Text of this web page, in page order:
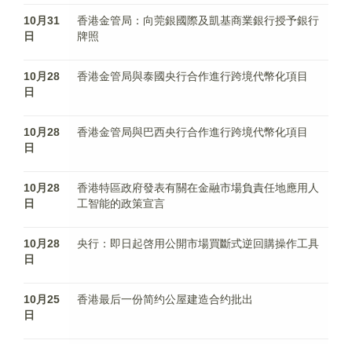
10月31
日
香港金管局：向莞銀國際及凱基商業銀行授予銀行
牌照
10月28
日
香港金管局與泰國央行合作進行跨境代幣化項目
10月28
日
香港金管局與巴西央行合作進行跨境代幣化項目
10月28
日
香港特區政府發表有關在金融市場負責任地應用人
工智能的政策宣言
10月28
日
央行：即日起啓用公開市場買斷式逆回購操作工具
10月25
日
香港最后一份简约公屋建造合约批出